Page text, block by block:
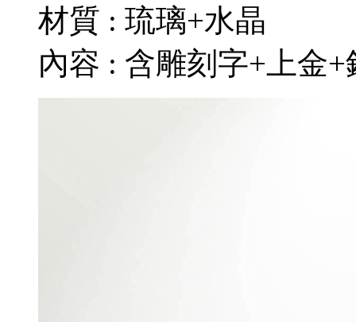
材質 : 琉璃+水晶
內容 : 含雕刻字+上金